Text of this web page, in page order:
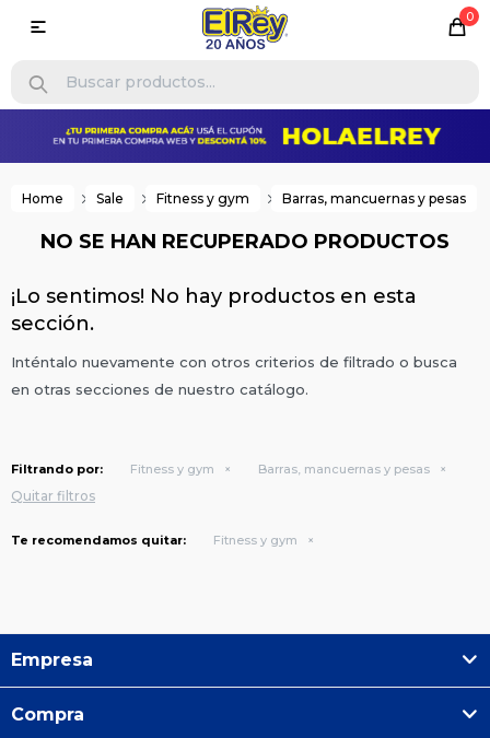
0

Home Sale Fitness y gym Barras, mancuernas y pesas
NO SE HAN RECUPERADO PRODUCTOS
¡Lo sentimos! No hay productos en esta
sección.
Inténtalo nuevamente con otros criterios de filtrado o busca
en otras secciones de nuestro catálogo.
Filtrando por: Fitness y gym Barras, mancuernas y pesas
Quitar filtros
Te recomendamos quitar: Fitness y gym
Empresa
Compra